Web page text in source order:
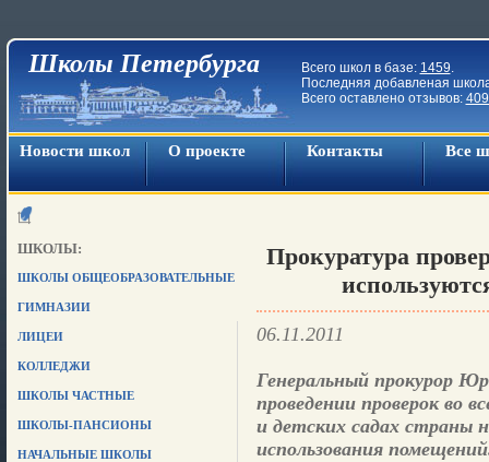
Школы Петербурга Всего школ в базе: 1459.
Последняя добавленая
Всего оставлено отзывов:
Новости школ О проекте Контакты Все
ШКОЛЫ:
ШКОЛЫ ОБЩЕОБРАЗОВАТЕЛЬНЫЕ
ГИМНАЗИИ
ЛИЦЕИ
КОЛЛЕДЖИ
ШКОЛЫ ЧАСТНЫЕ
ШКОЛЫ-ПАНСИОНЫ
НАЧАЛЬНЫЕ ШКОЛЫ
Прокуратура
06.11.2011
Генеральный прокурор
проведении проверок во
и детских садах страны
использования